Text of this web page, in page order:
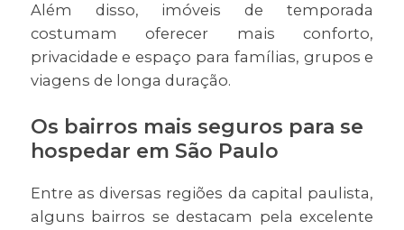
Além disso, imóveis de temporada
costumam oferecer mais conforto,
privacidade e espaço para famílias, grupos e
viagens de longa duração.
Os bairros mais seguros para se
hospedar em São Paulo
Entre as diversas regiões da capital paulista,
alguns bairros se destacam pela excelente